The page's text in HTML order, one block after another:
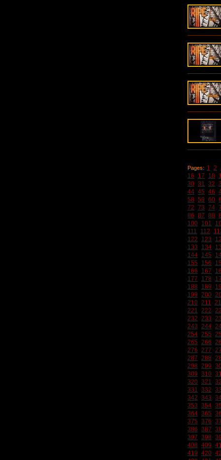
Pages: 1 2
16
17 18
30 31 32
44 45 46
58 59 60
72 73 74
86 87 88
100 101
111
112
122
123
133
134
144 145
155
156
166
167
177
178
188
189
199 200
210 211
221 222
232 233
243 244
254 255
265 266
276 277
287 288
298 299
309 310
320 321
331 332
342 343
353 354
364 365
375 376
386 387
397 398
408 409
419 420